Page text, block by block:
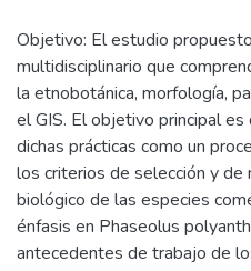
Objetivo: El estudio
multidisciplinario que
la etnobotánica, morfología,
el GIS. El objetivo principal
dichas prácticas como un
los criterios de selección y de
biológico de las especies
énfasis en Phaseolus
antecedentes de trabajo de